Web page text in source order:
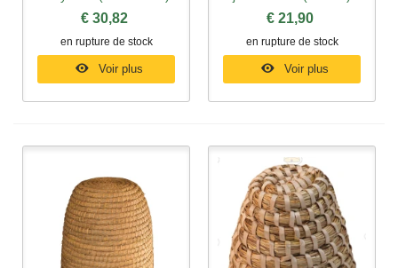
€ 30,82
en rupture de stock
Voir plus
€ 21,90
en rupture de stock
Voir plus